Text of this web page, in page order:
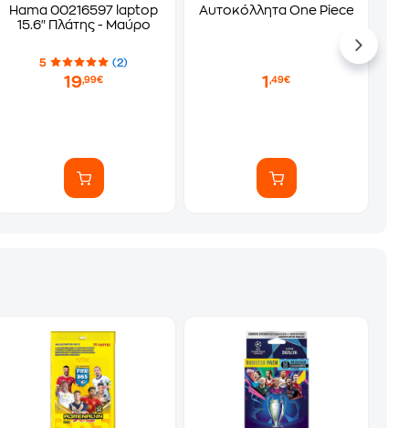
Hama 00216597 laptop
15.6" Πλάτης - Μαύρο
5 (2)
19,99€
Αυτοκόλλητα One Piece
1,49€